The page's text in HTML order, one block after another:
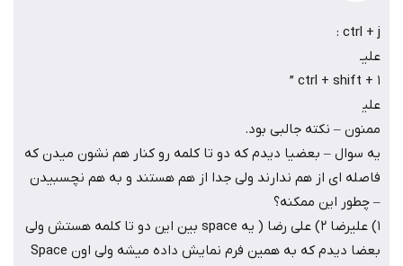
ctrl + j :
علیـ
ctrl + shift + 1 ”
علی‍
ممنون – نکته جالبی بود.
یه سوال – بعضیا دیدم که دو تا کلمه رو کنار هم نشون میدن که
فاصله ای از هم ندارند ولی جدا از هم هستند و به هم نچسبیدن
– چطور این ممکنه؟
1) علیرضا 2) علی رضا ( یه space بین این دو تا کلمه هستش ولی
بعضا دیدم که به همین فرم نمایش داده میشه ولی اون Space